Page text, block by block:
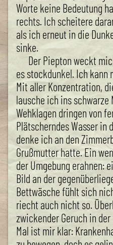
Worte keine Bedeutung
rechts. Ich scheitere
als ich erneut in die
sinke.
Der Piepton weckt
es stockdunkel. Ich kann
Mit aller Konzentration,
lausche ich ins schwarze
Wehklagen dringen von
Plätscherndes Wasser in
denke ich an den
Grußmutter hatte. Ein
der Umgebung erahnen:
Bild an der
Bettwäsche fühlt sich
riecht auch nicht so.
zwickender Geruch in
Mal ist mir klar: